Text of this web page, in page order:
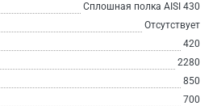
Сплошная полка AISI 430
Отсутствует
420
2280
850
700